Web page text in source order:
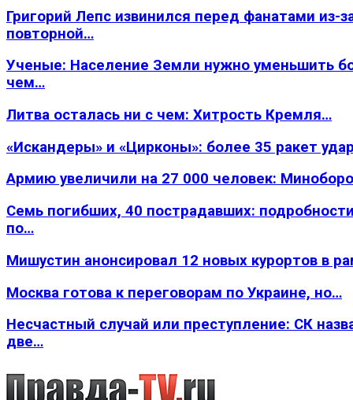
Григорий Лепс извинился перед фанатами из-
повторной…
Ученые: Население Земли нужно уменьшить
чем…
Литва осталась ни с чем: Хитрость Кремля…
«Искандеры» и «Цирконы»: более 35 ракет
Армию увеличили на 27 000 человек:
Семь погибших, 40 пострадавших:
по…
Мишустин анонсировал 12 новых курортов в
Москва готова к переговорам по Украине, но…
Несчастный случай или преступление: СК
две…